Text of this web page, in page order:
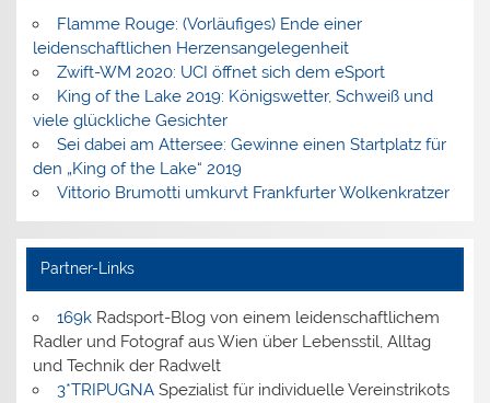
Flamme Rouge: (Vorläufiges) Ende einer
leidenschaftlichen Herzensangelegenheit
Zwift-WM 2020: UCI öffnet sich dem eSport
King of the Lake 2019: Königswetter, Schweiß und
viele glückliche Gesichter
Sei dabei am Attersee: Gewinne einen Startplatz für
den „King of the Lake“ 2019
Vittorio Brumotti umkurvt Frankfurter Wolkenkratzer
Partner-Links
169kRadsport-Blog von einem leidenschaftlichem
Radler und Fotograf aus Wien über Lebensstil, Alltag
und Technik der Radwelt
3*TRIPUGNASpezialist für individuelle Vereinstrikots